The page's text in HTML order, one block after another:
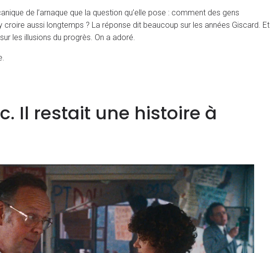
de l’arnaque que la question qu’elle pose : comment des gens
croire aussi longtemps ? La réponse dit beaucoup sur les années Giscard. Et
les illusions du progrès. On a adoré.
Il restait une histoire à